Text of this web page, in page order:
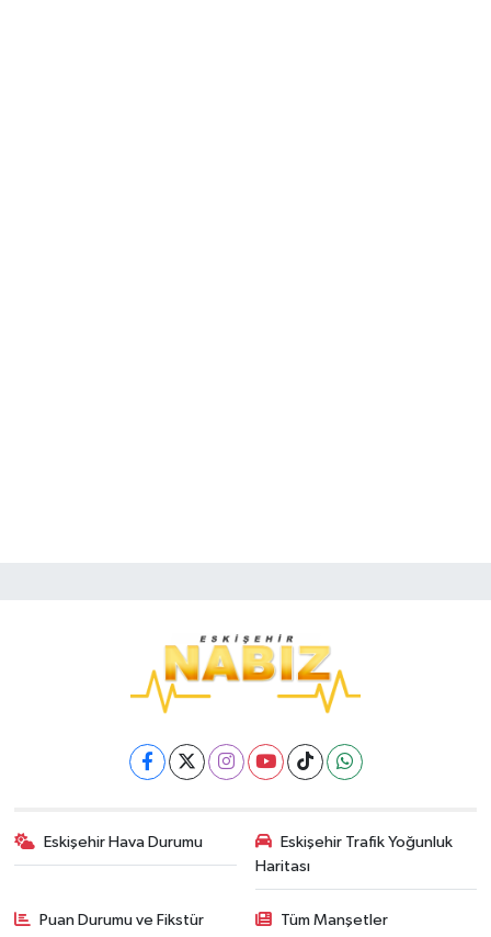
Eskişehir Hava Durumu
Eskişehir Trafik Yoğunluk
Haritası
Puan Durumu ve Fikstür Tüm Manşetler